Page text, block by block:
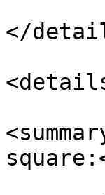
</